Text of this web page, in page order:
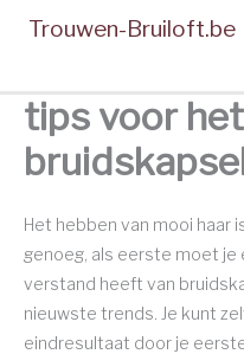
inhoud
Trouwen-Bruiloft.be
tips voor
Het hebben van mooi haar
genoeg, als eerste moet je
verstand heeft van
nieuwste trends. Je kunt
eindresultaat door je